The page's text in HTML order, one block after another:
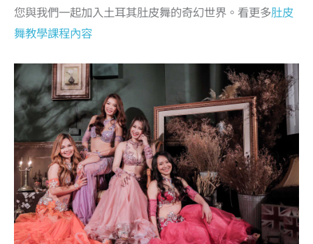
您與我們一起加入土耳其肚皮舞的奇幻世界。看更多肚皮
舞教學課程內容